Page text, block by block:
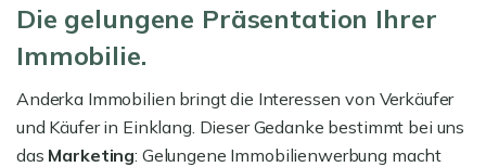
Die gelungene Präsentation Ihrer
Immobilie.
Anderka Immobilien bringt die Interessen von Verkäufer
und Käufer in Einklang. Dieser Gedanke bestimmt bei uns
das Marketing: Gelungene Immobilienwerbung macht